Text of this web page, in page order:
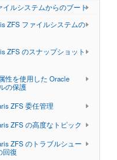
イルシステムからのブート
ZFS ファイルシステムの
ZFS のスナップショット
性を使用した Oracle
の保護
ZFS 委任管理
ZFS の高度なトピック
ZFS のトラブルシュー
回復